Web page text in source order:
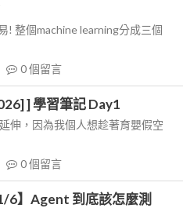
! 整個machine learning分成三個
0個留言
] 學習筆記 Day1
伸，因為我個人想趁著育嬰假空
0個留言
6】Agent 到底該怎麼測